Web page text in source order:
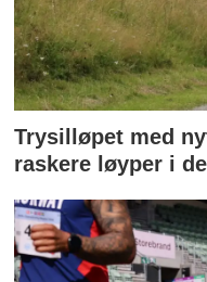
Trysilløpet med
raskere løyper i